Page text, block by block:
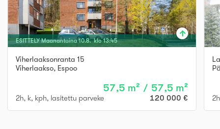
ESITTELY Maanantaina 10.8. klo13:45
Viherlaaksonranta 15
Viherlaakso, Espoo
57,5 m² / 57,5 m²
2h, k, kph, lasitettu parveke 120 000 €